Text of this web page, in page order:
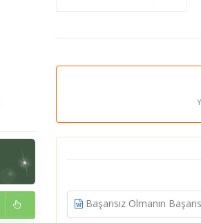
Başarısız Olmanın